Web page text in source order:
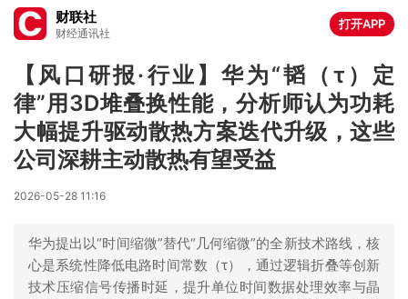
财联社
财经通讯社
打开APP
【风口研报·行业】华为“韬（τ）定
律”用3D堆叠换性能，分析师认为功耗
大幅提升驱动散热方案迭代升级，这些
公司深耕主动散热有望受益
2026-05-28 11:16
华为提出以“时间缩微”替代“几何缩微”的全新技术路线，核
心是系统性降低电路时间常数（τ），通过逻辑折叠等创新
技术压缩信号传播时延，提升单位时间数据处理效率与晶